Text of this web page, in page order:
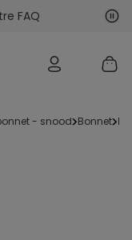
FAQ
- snood bonnet